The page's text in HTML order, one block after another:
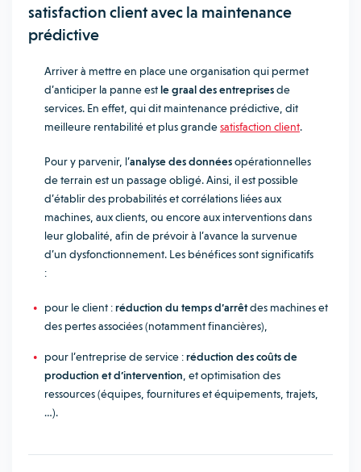
satisfaction client avec la maintenance
prédictive
Arriver à mettre en place une organisation qui permet
d’anticiper la panne estle graal des entreprisesde
services. En effet, qui dit maintenance prédictive, dit
meilleure rentabilité et plus grandesatisfaction client.
Pour y parvenir, l’analyse des donnéesopérationnelles
de terrain est un passage obligé. Ainsi, il est possible
d’établir des probabilités et corrélations liées aux
machines, aux clients, ou encore aux interventions dans
leur globalité, afin de prévoir à l’avance la survenue
d’un dysfonctionnement. Les bénéfices sont significatifs
:
pour le client :réduction du temps d’arrêtdes machines et
des pertes associées (notamment financières),
pour l’entreprise de service :réduction des coûts de
production et d’intervention , et optimisation des
ressources (équipes, fournitures et équipements, trajets,
…).